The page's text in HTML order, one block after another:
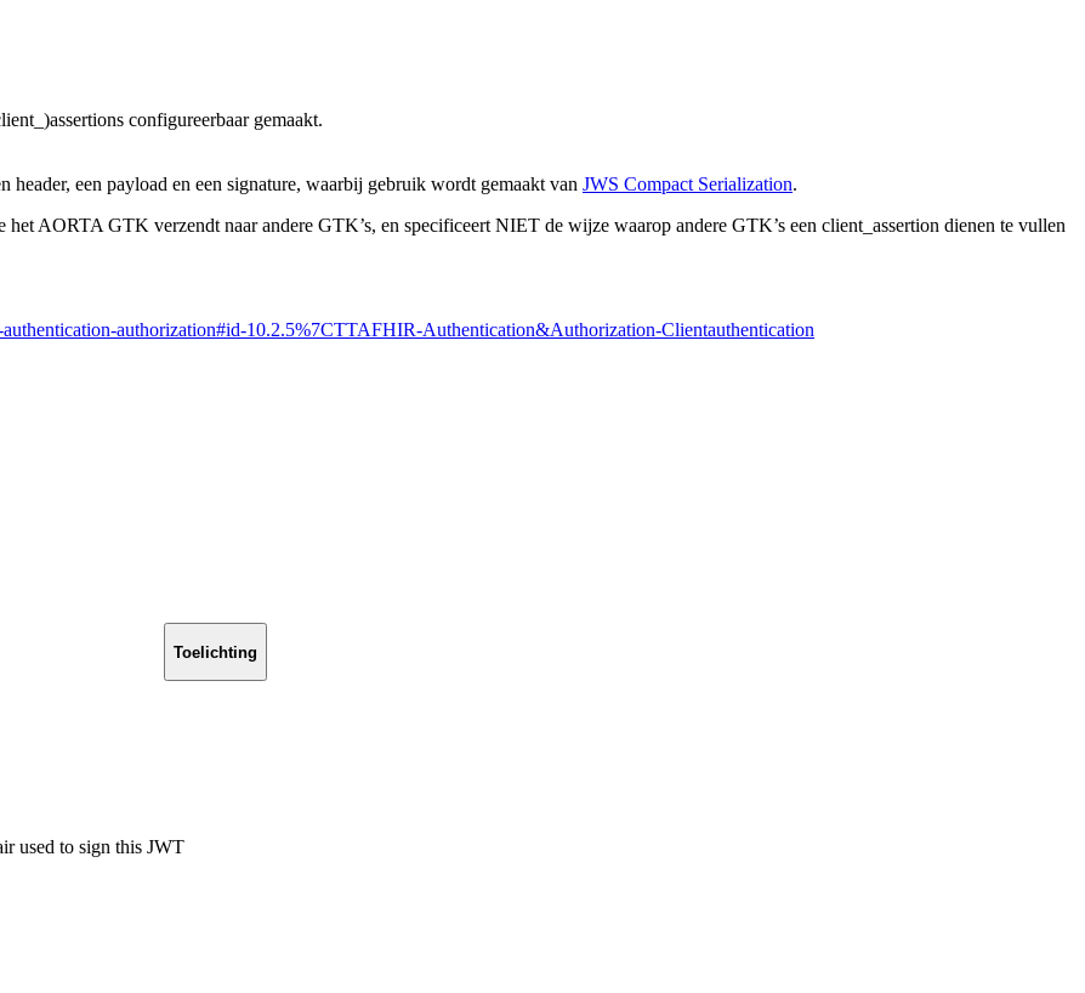
configureerbaar gemaakt.
een payload en een signature, waarbij gebruik wordt gemaakt van JWS Compact Serialization.
AORTA GTK verzendt naar andere GTK’s, en specificeert NIET de wijze waarop andere GTK’s een client_assertion dienen te vullen
authorization#id-10.2.5%7CTTAFHIR-Authentication&Authorization-Clientauthentication
Toelichting
used to sign this JWT